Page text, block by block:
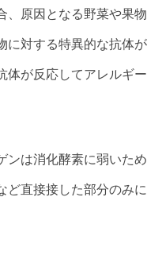
、原因となる野菜や果
に対する特異的な抗体
体が反応してアレルギ
ンは消化酵素に弱いた
ど直接接した部分のみ